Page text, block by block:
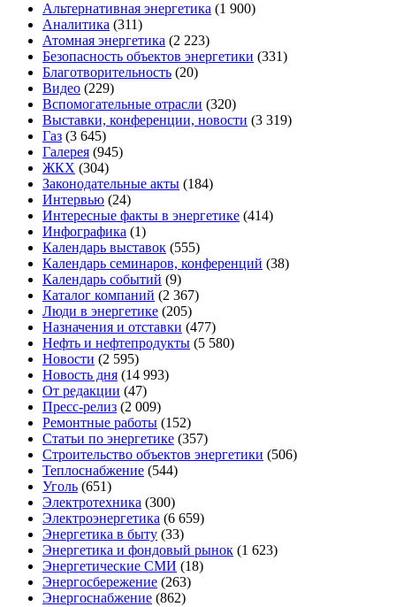
Альтернативная энергетика (1 900)
Аналитика (311)
Атомная энергетика (2 223)
Безопасность объектов энергетики (331)
Благотворительность (20)
Видео (229)
Вспомогательные отрасли (320)
Выставки, конференции, новости (3 319)
Газ (3 645)
Галерея (945)
ЖКХ (304)
Законодательные акты (184)
Интервью (24)
Интересные факты в энергетике (414)
Инфографика (1)
Календарь выставок (555)
Календарь семинаров, конференций (38)
Календарь событий (9)
Каталог компаний (2 367)
Люди в энергетике (205)
Назначения и отставки (477)
Нефть и нефтепродукты (5 580)
Новости (2 595)
Новость дня (14 993)
От редакции (47)
Пресс-релиз (2 009)
Ремонтные работы (152)
Статьи по энергетике (357)
Строительство объектов энергетики (506)
Теплоснабжение (544)
Уголь (651)
Электротехника (300)
Электроэнергетика (6 659)
Энергетика в быту (33)
Энергетика и фондовый рынок (1 623)
Энергетические СМИ (18)
Энергосбережение (263)
Энергоснабжение (862)